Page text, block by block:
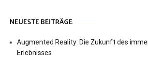
NEUESTE BEITRÄGE
Augmented Reality: Die Zukunft des
Erlebnisses